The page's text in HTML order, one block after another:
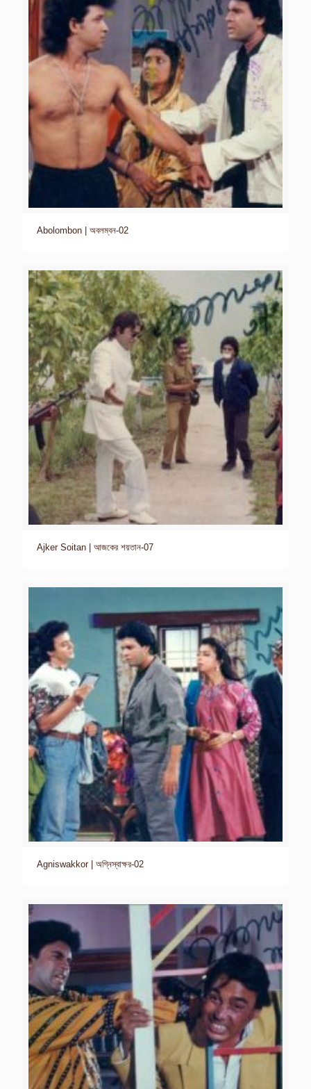
Abolombon | অবলম্বন-02
Ajker Soitan | আজকের শয়তান-07
Agniswakkor | অগ্নিস্বাক্ষর-02